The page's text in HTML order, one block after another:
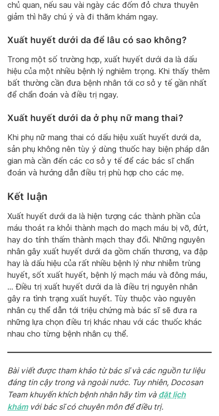
chủ quan, nếu sau vài ngày các đốm đỏ chưa thuyên
giảm thì hãy chú ý và đi thăm khám ngay.
Xuất huyết dưới da để lâu có sao không?
Trong một số trường hợp, xuất huyết dưới da là dấu
hiệu của một nhiều bệnh lý nghiêm trọng. Khi thấy thêm
bất thường cần đưa bệnh nhân tới cơ sở y tế gần nhất
để chẩn đoán và điều trị ngay.
Xuất huyết dưới da ở phụ nữ mang thai?
Khi phụ nữ mang thai có dấu hiệu xuất huyết dưới da,
sản phụ không nên tùy ý dùng thuốc hay biện pháp dân
gian mà cần đến các cơ sở y tế để các bác sĩ chẩn
đoán và hướng dẫn điều trị phù hợp cho các mẹ.
Kết luận
Xuất huyết dưới da là hiện tượng các thành phần của
máu thoát ra khỏi thành mạch do mạch máu bị vỡ, đứt,
hay do tính thấm thành mạch thay đổi. Những nguyên
nhân gây xuất huyết dưới da gồm chấn thương, va đập
hay là dấu hiệu của rất nhiều bệnh lý như nhiễm trùng
huyết, sốt xuất huyết, bệnh lý mạch máu và đông máu,
… Điều trị xuất huyết dưới da là điều trị nguyên nhân
gây ra tình trạng xuất huyết. Tùy thuộc vào nguyên
nhân cụ thể dẫn tới triệu chứng mà bác sĩ sẽ đưa ra
những lựa chọn điều trị khác nhau với các thuốc khác
nhau cho từng bệnh nhân cụ thể.
Bài viết được tham khảo từ bác sĩ và các nguồn tư liệu
đáng tin cậy trong và ngoài nước. Tuy nhiên, Docosan
Team khuyến khích bệnh nhân hãy tìm và đặt lịch
khámvới bác sĩ có chuyên môn để điều trị.